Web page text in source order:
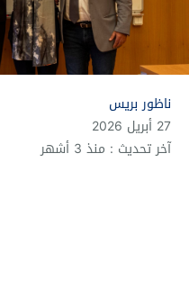
ناظور بريس
27 أبريل 2026
آخر تحديث : منذ 3 أشهر